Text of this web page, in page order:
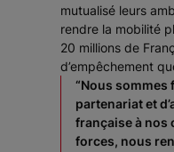
mutualisé leurs
rendre la mobilité
20 millions de
d’empêchement
“Nous sommes
partenariat et
française à nos
forces, nous